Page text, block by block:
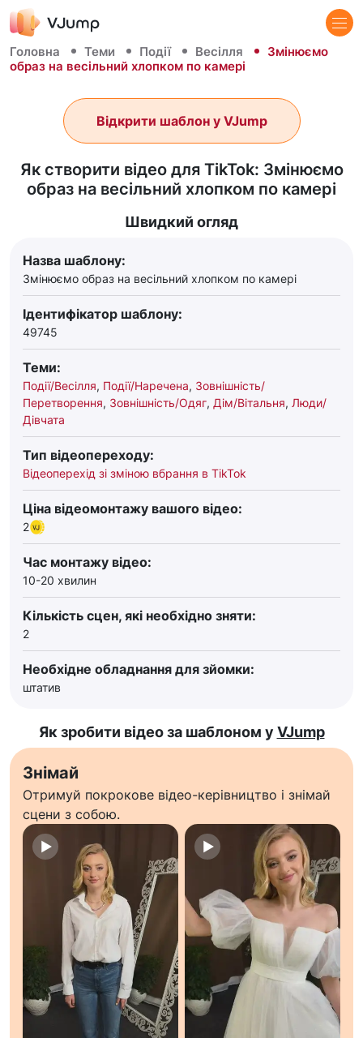
Головна Теми Події Весілля
Змінюємо
образ на весільний хлопком по камері
Як створити відео для TikTok: Змінюємо
образ на весільний хлопком по камері
Відкрити шаблон у VJump
Швидкий огляд
Назва шаблону:
Змінюємо образ на весільний хлопком по камері
Ідентифікатор шаблону:
49745
Теми:
Події/Весілля, Події/Наречена, Зовнішність/
Перетворення, Зовнішність/Одяг, Дім/Вітальня, Люди/
Дівчата
Тип відеопереходу:
Відеоперехід зі зміною вбрання в TikTok
Ціна відеомонтажу вашого відео:
2
Час монтажу відео:
10-20 хвилин
Кількість сцен, які необхідно зняти:
2
Необхідне обладнання для зйомки:
штатив
Як зробити відео за шаблоном у VJump
Знімай
Отримуй покрокове відео-керівництво і знімай
сцени з собою.